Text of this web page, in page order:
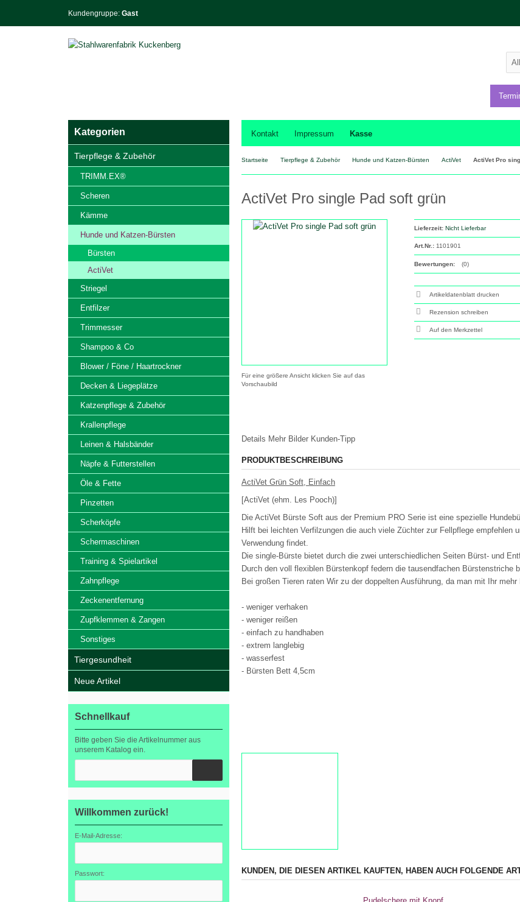
Kundengruppe: Gast
Kontakt Impressum Kasse
Startseite Tierpflege & Zubehör Hunde und Katzen-Bürsten ActiVet ActiVet Pro
ActiVet Pro single Pad soft grün
Für eine größere Ansicht klicken Sie auf das
Vorschaubild
Lieferzeit: Nicht Lieferbar
Art.Nr.: 1101901
Bewertungen: (0)
Artikeldatenblatt drucken
Rezension schreiben
Details Mehr Bilder Kunden-Tipp
PRODUKTBESCHREIBUNG
ActiVet Grün Soft, Einfach
[ActiVet (ehm. Les Pooch)]
Die ActiVet Bürste Soft aus der Premium PRO Serie ist eine spezielle
Hilft bei leichten Verfilzungen die auch viele Züchter zur Fellpflege empfehlen
Verwendung findet.
Die single-Bürste bietet durch die zwei unterschiedlichen Seiten Bürst- und
Durch den voll flexiblen Bürstenkopf federn die tausendfachen Bürstenstriche
Bei großen Tieren raten Wir zu der doppelten Ausführung, da man mit Ihr
- weniger verhaken
- weniger reißen
- einfach zu handhaben
- extrem langlebig
- wasserfest
- Bürsten Bett 4,5cm
KUNDEN, DIE DIESEN ARTIKEL KAUFTEN, HABEN AUCH FOLGENDE
Kategorien
Tierpflege & Zubehör
TRIMM.EX®
Scheren
Kämme
Hunde und Katzen-Bürsten
Bürsten
ActiVet
Striegel
Entfilzer
Trimmesser
Shampoo & Co
Blower / Föne / Haartrockner
Decken & Liegeplätze
Katzenpflege & Zubehör
Krallenpflege
Leinen & Halsbänder
Näpfe & Futterstellen
Öle & Fette
Pinzetten
Scherköpfe
Schermaschinen
Training & Spielartikel
Zahnpflege
Zeckenentfernung
Zupfklemmen & Zangen
Sonstiges
Tiergesundheit
Neue Artikel
Schnellkauf
Bitte geben Sie die Artikelnummer aus
unserem Katalog ein.
Willkommen zurück!
E-Mail-Adresse:
Passwort: